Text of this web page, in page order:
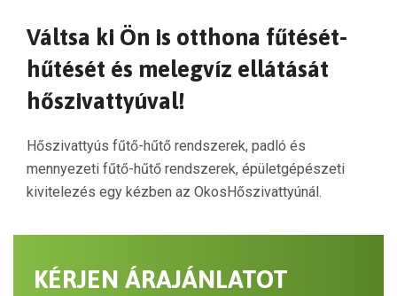
Váltsa ki Ön is otthona fűtését-
hűtését és melegvíz ellátását
hőszivattyúval!
Hőszivattyús fűtő-hűtő rendszerek, padló és
mennyezeti fűtő-hűtő rendszerek, épületgépészeti
kivitelezés egy kézben az OkosHőszivattyúnál.
KÉRJEN ÁRAJÁNLATOT